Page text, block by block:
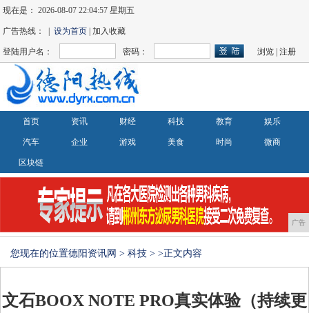
现在是：2026-08-07 22:04:58 星期五
广告热线： |设为首页 | 加入收藏
登陆用户名： 密码： 浏览 |注册
首页 资讯 财经 科技 教育 娱乐
汽车 企业 游戏 美食 时尚 微商
区块链
广告
您现在的位置德阳资讯网 > 科技 > >正文内容
文石BOOX NOTE PRO真实体验（持续更